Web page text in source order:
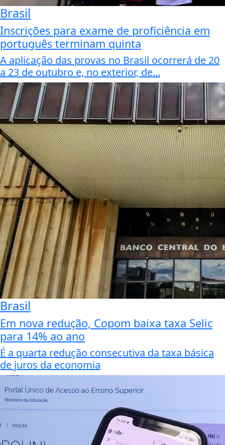
Brasil
Inscrições para exame de proficiência em
português terminam quinta
A aplicação das provas no Brasil ocorrerá de 20
a 23 de outubro e, no exterior, de...
Brasil
Em nova redução, Copom baixa taxa Selic
para 14% ao ano
É a quarta redução consecutiva da taxa básica
de juros da economia